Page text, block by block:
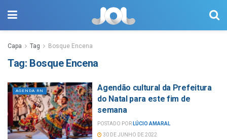
Capa Tag Bosque Encena
Tag: Bosque Encena
AGENDA RN
Agendão cultural da Prefeitura
do Natal para este fim de
semana
POSTADO POR LÚCIO AMARAL
30 DE JUNHO DE 2022